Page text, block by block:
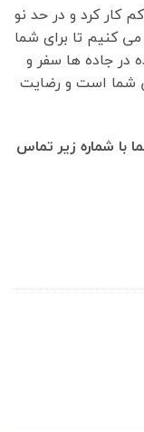
کار کرد و در حد نو
می کنیم تا برای شما
در جاده ها سفر و
شما است و رضایت
شماره زیر تماس